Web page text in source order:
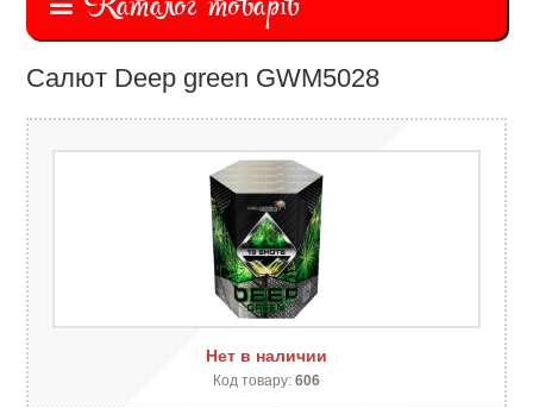
Каталог товарів
Салют Deep green GWM5028
Нет в наличии
Код товару: 606